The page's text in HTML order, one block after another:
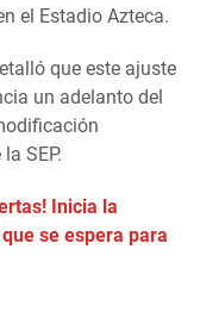
el Estadio Azteca.
que este ajuste
un adelanto del
SEP.
Inicia la
se espera para